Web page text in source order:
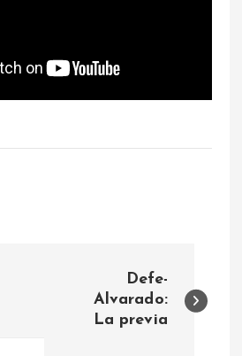
Defe-
Alvarado:
La previa